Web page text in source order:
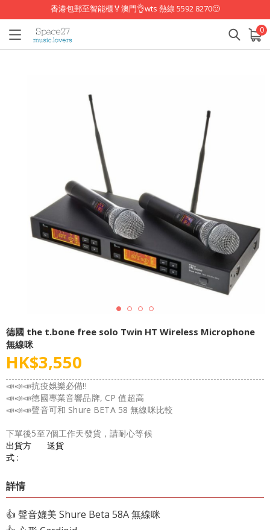
香港包郵至智能櫃🏅澳門👌wts 熱線 5592 8270🙂
0
已加入購物車 查看
德國 the t.bone free solo Twin HT Wireless Microphone
無線咪
HK$3,550
📣📣📣抗疫娛樂必備!!
📣📣📣德國專業音響品牌, CP 值超高
📣📣📣聲音可和 Shure BETA 58 無線咪比較
下單後5至7個工作天發貨，請耐心等候
出貨方
式 :
送貨
詳情
👍 聲音媲美 Shure Beta 58A 無線咪